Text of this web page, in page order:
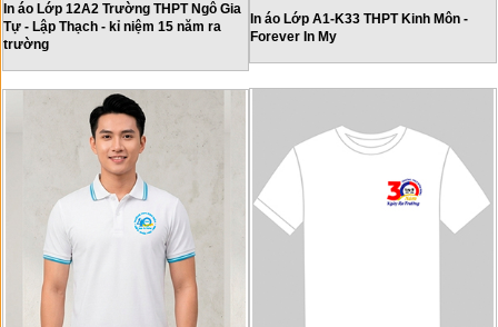
In áo Lớp 12A2 Trường THPT Ngô Gia
Tự - Lập Thạch - kỉ niệm 15 năm ra
trường
In áo Lớp A1-K33 THPT Kinh Môn -
Forever In My